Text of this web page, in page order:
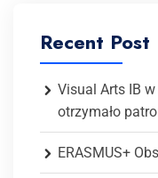
Recent Post
Visual Arts IB
otrzymało
ERASMUS+